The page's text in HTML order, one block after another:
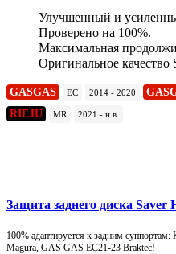
Улучшенный и
Проверено на 100%.
Максимальная
Оригинальное качество
GASGAS EC 2014 - 2020
RIEJU MR 2021 - н.в.
Защита заднего диска
100% адаптируется к задним
Magura, GAS GAS EC21-23 Braktec!